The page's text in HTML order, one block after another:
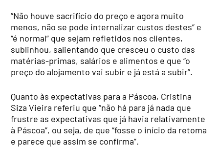
“Não houve sacrifício do preço e agora muito
menos, não se pode internalizar custos destes” e
“é normal” que sejam refletidos nos clientes,
sublinhou, salientando que cresceu o custo das
matérias-primas, salários e alimentos e que “o
preço do alojamento vai subir e já está a subir”.
Quanto às expectativas para a Páscoa, Cristina
Siza Vieira referiu que “não há para já nada que
frustre as expectativas que já havia relativamente
à Páscoa”, ou seja, de que “fosse o início da retoma
e parece que assim se confirma”.